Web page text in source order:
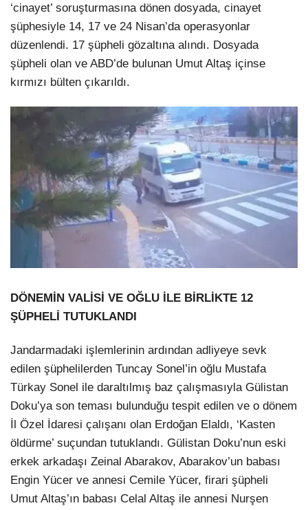
‘cinayet’ soruşturmasına dönen dosyada, cinayet
şüphesiyle 14, 17 ve 24 Nisan’da operasyonlar
düzenlendi. 17 şüpheli gözaltına alındı. Dosyada
şüpheli olan ve ABD’de bulunan Umut Altaş içinse
kırmızı bülten çıkarıldı.
DÖNEMİN VALİSİ VE OĞLU İLE BİRLİKTE 12
ŞÜPHELİ TUTUKLANDI
Jandarmadaki işlemlerinin ardından adliyeye sevk
edilen şüphelilerden Tuncay Sonel’in oğlu Mustafa
Türkay Sonel ile daraltılmış baz çalışmasıyla Gülistan
Doku’ya son teması bulunduğu tespit edilen ve o dönem
İl Özel İdaresi çalışanı olan Erdoğan Elaldı, ‘Kasten
öldürme’ suçundan tutuklandı. Gülistan Doku’nun eski
erkek arkadaşı Zeinal Abarakov, Abarakov’un babası
Engin Yücer ve annesi Cemile Yücer, firari şüpheli
Umut Altaş’ın babası Celal Altaş ile annesi Nurşen